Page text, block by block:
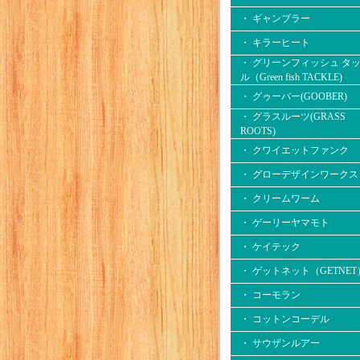
・ ギャンブラー
・ キラーヒート
・ グリーンフィッシュ タ
ル（Green fish TACKLE)
・ グゥーバー(GOOBER)
・ グラスルーツ(GRASS
ROOTS)
・ クワイエットファンク
・ グローデザインワークス
・ クリームワーム
・ ゲーリーヤマモト
・ ケイテック
・ ゲットネット（GETNET
・ コーモラン
・ コットンコーデル
・ サウザンルアー